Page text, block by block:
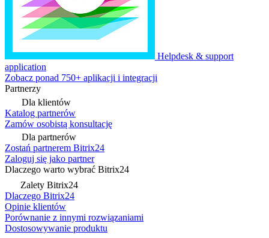
Helpdesk & support
application
Zobacz ponad 750+ aplikacji i integracji
Partnerzy
Dla klientów
Katalog partnerów
Zamów osobistą konsultację
Dla partnerów
Zostań partnerem Bitrix24
Zaloguj się jako partner
Dlaczego warto wybrać Bitrix24
Zalety Bitrix24
Dlaczego Bitrix24
Opinie klientów
Porównanie z innymi rozwiązaniami
Dostosowywanie produktu